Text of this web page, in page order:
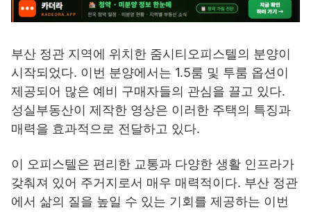
부산 정관 지역에 위치한 줌시티오피스텔의 분양이
시작되었다. 이번 분양에서는 1.5룸 및 투룸 옵션이
제공되어 많은 예비 구매자들의 관심을 끌고 있다.
성실부동산이 제작한 영상은 이러한 주택의 특징과
매력을 효과적으로 전달하고 있다.
이 오피스텔은 편리한 교통과 다양한 생활 인프라가
갖춰져 있어 주거지로서 매우 매력적이다. 부산 정관
에서 삶의 질을 높일 수 있는 기회를 제공하는 이번